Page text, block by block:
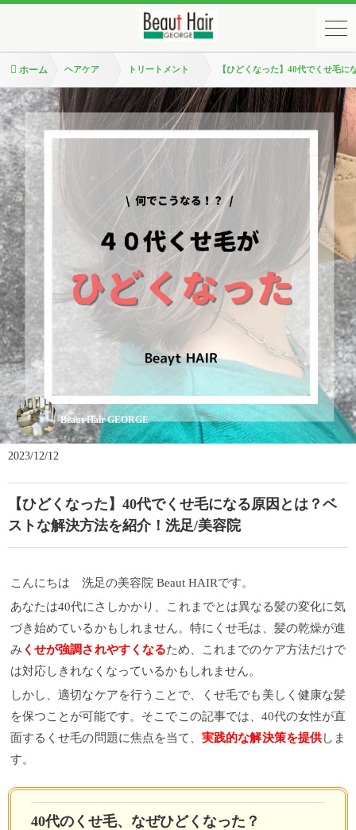
ホーム ヘアケア トリートメント 【ひどくなった】40代でくせ毛
Beaut Hair GEORGE
2023/12/12
【ひどくなった】40代でくせ毛になる原因とは？ベ
ストな解決方法を紹介！洗足/美容院
こんにちは 洗足の美容院 Beaut HAIRです。
あなたは40代にさしかかり、これまでとは異なる髪の変化に気
づき始めているかもしれません。特にくせ毛は、髪の乾燥が進
み くせが強調されやすくなるため、これまでのケア方法だけで
は対応しきれなくなっているかもしれません。
しかし、適切なケアを行うことで、くせ毛でも美しく健康な髪
を保つことが可能です。そこでこの記事では、40代の女性が直
面するくせ毛の問題に焦点を当て、実践的な解決策を提供しま
す。
40代のくせ毛、なぜひどくなった？